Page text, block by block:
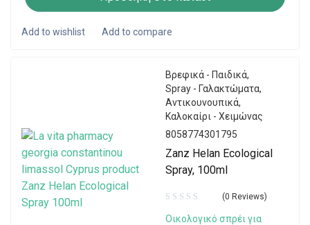
Βρεφικά - Παιδικά,
Spray - Γαλακτώματα,
Αντικουνουπικά,
Καλοκαίρι - Χειμώνας
8058774301795
Zanz Helan Ecological
Spray, 100ml
(0 Reviews)
Οικολογικό σπρέι για